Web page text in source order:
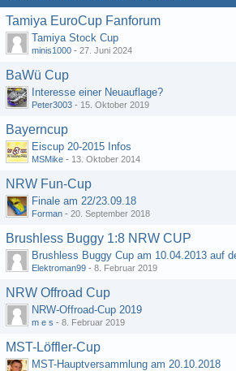
Tamiya EuroCup Fanforum
Tamiya Stock Cup
minis1000 - 27. Juni 2024
BaWü Cup
Interesse einer Neuauflage?
Peter3003 - 15. Oktober 2019
Bayerncup
Eiscup 20-2015 Infos
MSMike - 13. Oktober 2014
NRW Fun-Cup
Finale am 22/23.09.18
Forman - 20. September 2018
Brushless Buggy 1:8 NRW CUP
Elektroman99 - 8. Februar 2019
NRW Offroad Cup
NRW-Offroad-Cup 2019
m e s - 8. Februar 2019
MST-Löffler-Cup
MST-Hauptversammlung am 20.10.2018